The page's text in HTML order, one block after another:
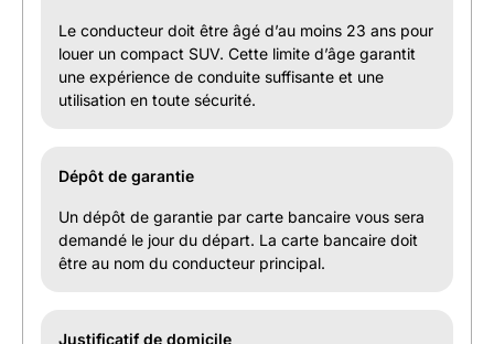
Le conducteur doit être âgé d’au moins 23 ans pour
louer un compact SUV. Cette limite d’âge garantit
une expérience de conduite suffisante et une
utilisation en toute sécurité.
Dépôt de garantie
Un dépôt de garantie par carte bancaire vous sera
demandé le jour du départ. La carte bancaire doit
être au nom du conducteur principal.
Justificatif de domicile